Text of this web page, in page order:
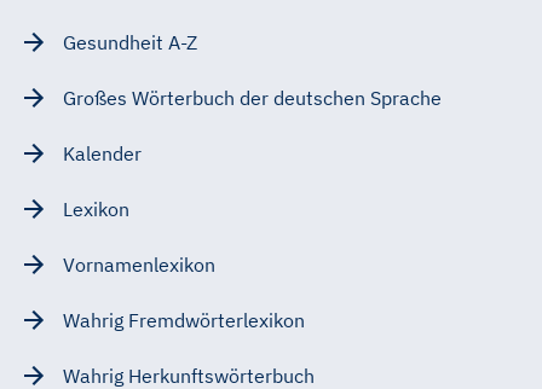
Gesundheit A-Z
Großes Wörterbuch der deutschen Sprache
Kalender
Lexikon
Vornamenlexikon
Wahrig Fremdwörterlexikon
Wahrig Herkunftswörterbuch